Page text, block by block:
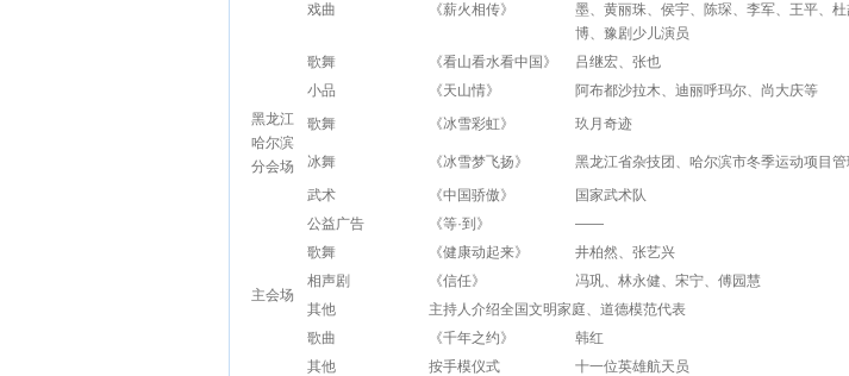
戏曲 《薪火相传》
墨、黄丽珠、侯宇、陈琛、李军、王平、
博、豫剧少儿演员
歌舞
《看山看水看中国》
吕继宏、张也
小品
《天山情》
阿布都沙拉木、迪丽呼玛尔、尚大庆等
黑龙江
哈尔滨
分会场
歌舞 《冰雪彩虹》 玖月奇迹
冰舞 《冰雪梦飞扬》 黑龙江省杂技团、哈尔滨市冬季运动项目
主会场
武术 《中国骄傲》
国家武术队
公益广告
《等·到》
——
歌舞
《健康动起来》
井柏然、张艺兴
相声剧
《信任》
冯巩、林永健、宋宁、傅园慧
其他
主持人介绍全国文明家庭、道德模范代表
歌曲
《千年之约》
韩红
其他
按手模仪式
十一位英雄航天员